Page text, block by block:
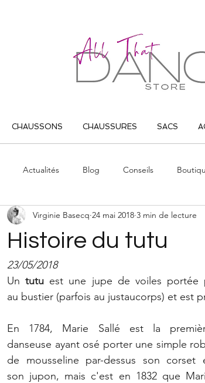
CHAUSSONS CHAUSSURES SACS
Actualités Blog Conseils
Histoire du tutu
Virginie Basecq 24 mai 2018 3 min de lecture
23/05/2018
Un tutu est une jupe de voiles portée
au bustier (parfois au justaucorps) et
En 1784, Marie Sallé est la
danseuse ayant osé porter une simple
de mousseline par-dessus son corset
son jupon, mais c'est en 1832 que